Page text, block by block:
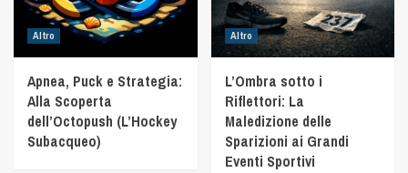
Altro
Apnea, Puck e Strategia:
Alla Scoperta
dell’Octopush (L’Hockey
Subacqueo)
Altro
L’Ombra sotto i
Riflettori: La
Maledizione delle
Sparizioni ai Grandi
Eventi Sportivi